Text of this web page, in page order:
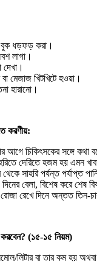
বুক ধড়ফড় করা।
লাগা।
দেখা।
মেজাজ খিটখিটে হওয়া।
হারানো।
করণীয়:
আগে চিকিৎসকের সঙ্গে কথা
দেরিতে হজম হয় এমন
সাহরি পর্যন্ত পর্যাপ্ত
দিনের বেলা, বিশেষ করে শেষ
রোজা রেখে দিনে অন্তত তিন-
করবেন? (১৫-১৫ নিয়ম)
লিটার বা তার কম হয়